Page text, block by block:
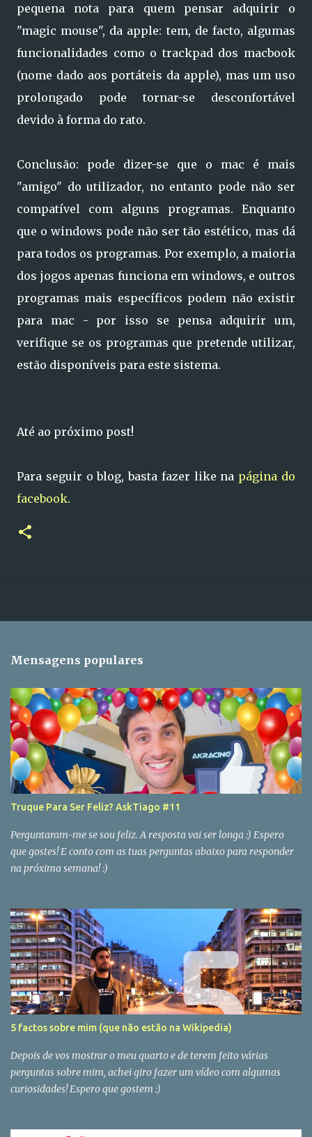
pequena nota para quem pensar adquirir o
"magic mouse", da apple: tem, de facto, algumas
funcionalidades como o trackpad dos macbook
(nome dado aos portáteis da apple), mas um uso
prolongado pode tornar-se desconfortável
devido à forma do rato.
Conclusão: pode dizer-se que o mac é mais
"amigo" do utilizador, no entanto pode não ser
compatível com alguns programas. Enquanto
que o windows pode não ser tão estético, mas dá
para todos os programas. Por exemplo, a maioria
dos jogos apenas funciona em windows, e outros
programas mais específicos podem não existir
para mac - por isso se pensa adquirir um,
verifique se os programas que pretende utilizar,
estão disponíveis para este sistema.
Até ao próximo post!
Para seguir o blog, basta fazer like na página do
facebook.
Mensagens populares
Truque Para Ser Feliz? AskTiago #11
Perguntaram-me se sou feliz. A resposta vai ser longa :) Espero
que gostes! E conto com as tuas perguntas abaixo para responder
na próxima semana! :)
5 factos sobre mim (que não estão na Wikipedia)
Depois de vos mostrar o meu quarto e de terem feito várias
perguntas sobre mim, achei giro fazer um vídeo com algumas
curiosidades! Espero que gostem :)